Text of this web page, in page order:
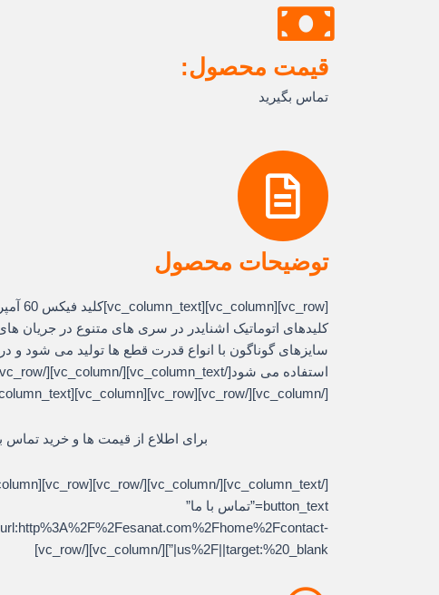
قیمت محصول:
تماس بگیرید
توضیحات محصول
[vc_row][vc_column][vc_column_text]کلید فيکس 60 آمپر
سایزهای گوناگون با انواع قدرت قطع ها تولید می شود و در
[/vc_column][/vc_row][vc_row][vc_column][vc_column_text]
برای اطلاع از قیمت ها و خرید تماس
button_text=”تماس با ما”
us%2F||target:%20_blank|”][/vc_column][/vc_row]